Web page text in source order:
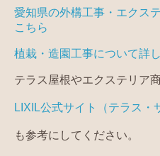
愛知県の外構工事・エクス
こちら
植栽・造園工事について詳
テラス屋根やエクステリア
LIXIL公式サイト（テラス・
も参考にしてください。